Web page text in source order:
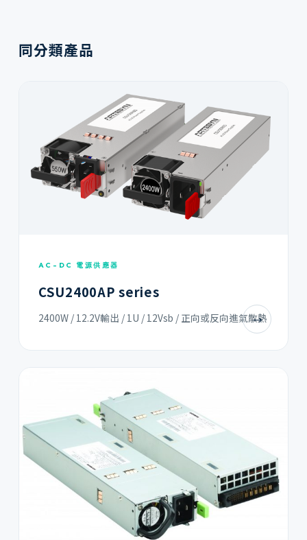
同分類產品
AC-DC 電源供應器
CSU2400AP series
2400W / 12.2V輸出 / 1U / 12Vsb / 正向或反向進氣散熱
→